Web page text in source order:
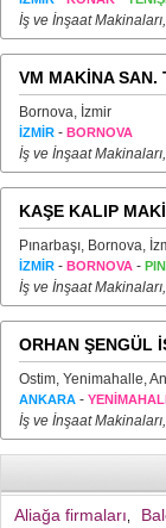
İş ve İnşaat Makinaları,
VM MAKİNA SAN.
Bornova, İzmir
İZMİR - BORNOVA
İş ve İnşaat Makinaları,
KAŞE KALIP
Pınarbaşı, Bornova,
İZMİR - BORNOVA -
İş ve İnşaat Makinaları,
ORHAN ŞENGÜL
Ostim, Yenimahalle,
ANKARA -
İş ve İnşaat Makinaları,
Aliağa firmaları